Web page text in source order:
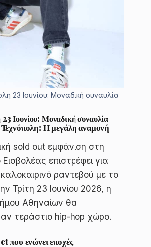
23 Ιουνίου: Μοναδική συναυλία
Ιουνίου: Μοναδική συναυλία
Η μεγάλη αναμονή
sold out εμφάνιση στη
επιστρέφει για
ραντεβού με το
Τρίτη 23 Ιουνίου 2026, η
Αθηναίων θα
τεράστιο hip-hop χώρο.
που ενώνει εποχές